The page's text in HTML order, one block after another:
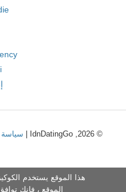
© 2026, IdnDatingGo |
هذا الموقع يستخدم
الموقع ، فإنك